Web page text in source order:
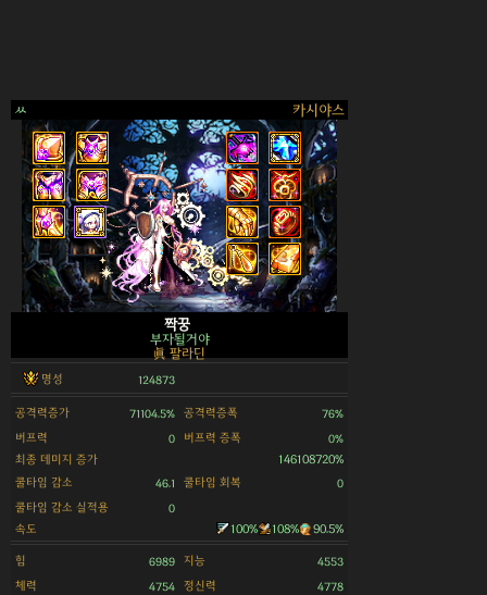
ㅆ 카시야스
>
짝꿍
부자될거야
眞 팔라딘
명성 124873
공격력증가 71104.5% 공격력증폭 76%
버프력 0 버프력 증폭 0%
최종 데미지 증가
146108720%
쿨타임 감소
46.1 쿨타임 회복 0
쿨타임 감소 실적용 0
속도 100% 108% 90.5%
힘 6989 지능 4553
체력 4754 정신력 4778